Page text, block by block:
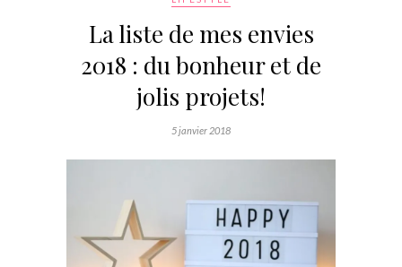
La liste de mes envies
2018 : du bonheur et de
jolis projets!
5 janvier 2018